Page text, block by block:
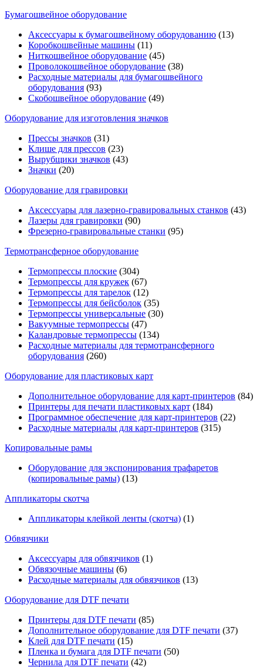
Бумагошвейное оборудование
Аксессуары к бумагошвейному оборудованию (13)
Коробкошвейные машины (11)
Ниткошвейное оборудование (45)
Проволокошвейное оборудование (38)
Расходные материалы для бумагошвейного
оборудования (93)
Скобошвейное оборудование (49)
Оборудование для изготовления значков
Прессы значков (31)
Клише для прессов (23)
Вырубщики значков (43)
Значки (20)
Оборудование для гравировки
Аксессуары для лазерно-гравировальных станков (43)
Лазеры для гравировки (90)
Фрезерно-гравировальные станки (95)
Термотрансферное оборудование
Термопрессы плоские (304)
Термопрессы для кружек (67)
Термопрессы для тарелок (12)
Термопрессы для бейсболок (35)
Термопрессы универсальные (30)
Вакуумные термопрессы (47)
Каландровые термопрессы (134)
Расходные материалы для термотрансферного
оборудования (260)
Оборудование для пластиковых карт
Дополнительное оборудование для карт-принтеров (84)
Принтеры для печати пластиковых карт (184)
Программное обеспечение для карт-принтеров (22)
Расходные материалы для карт-принтеров (315)
Копировальные рамы
Оборудование для экспонирования трафаретов
(копировальные рамы) (13)
Аппликаторы скотча
Аппликаторы клейкой ленты (скотча) (1)
Обвязчики
Аксессуары для обвязчиков (1)
Обвязочные машины (6)
Расходные материалы для обвязчиков (13)
Оборудование для DTF печати
Принтеры для DTF печати (85)
Дополнительное оборудование для DTF печати (37)
Клей для DTF печати (15)
Пленка и бумага для DTF печати (50)
Чернила для DTF печати (42)